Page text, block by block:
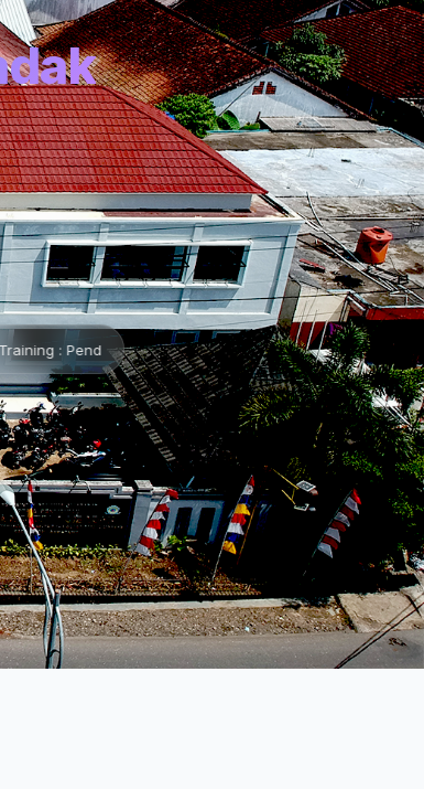
Karakter Pancawaluya • 📌 Lembaran Baru •